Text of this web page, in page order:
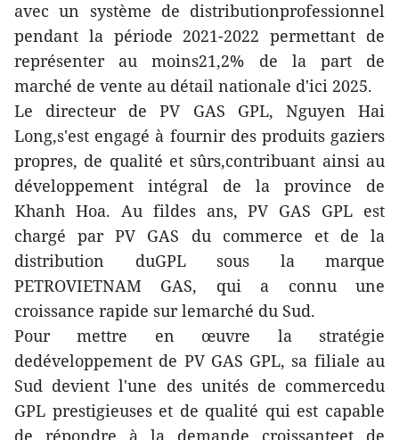
avec un système de distributionprofessionnel
pendant la période 2021-2022 permettant de
représenter au moins21,2% de la part de
marché de vente au détail nationale d'ici 2025.
Le directeur de PV GAS GPL, Nguyen Hai
Long,s'est engagé à fournir des produits gaziers
propres, de qualité et sûrs,contribuant ainsi au
développement intégral de la province de
Khanh Hoa. Au fildes ans, PV GAS GPL est
chargé par PV GAS du commerce et de la
distribution duGPL sous la marque
PETROVIETNAM GAS, qui a connu une
croissance rapide sur lemarché du Sud.
Pour mettre en œuvre la stratégie
dedéveloppement de PV GAS GPL, sa filiale au
Sud devient l'une des unités de commercedu
GPL prestigieuses et de qualité qui est capable
de répondre à la demande croissanteet de